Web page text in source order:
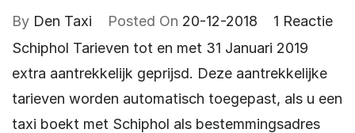
By Den Taxi Posted On 20-12-2018
1 Reactie
Schiphol Tarieven tot en met 31 Januari 2019
extra aantrekkelijk geprijsd. Deze aantrekkelijke
tarieven worden automatisch toegepast, als u een
taxi boekt met Schiphol als bestemmingsadres